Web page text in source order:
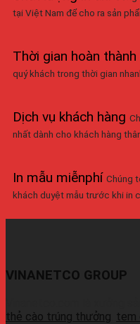
tại Việt Nam để cho ra sản
Thời gian hoàn thành
quý khách trong thời gian
Dịch vụ khách hàng
nhất dành cho khách hàng
In mẫu miễnphí Chúng
khách duyệt mẫu trước khi in
VINANETCO GROUP
thẻ cào trúng thưởng tem